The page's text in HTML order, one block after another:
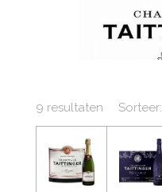
9 resultaten Sorteer: